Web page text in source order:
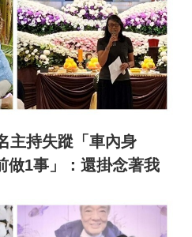
主持失蹤「車內身
1事」：還掛念著我